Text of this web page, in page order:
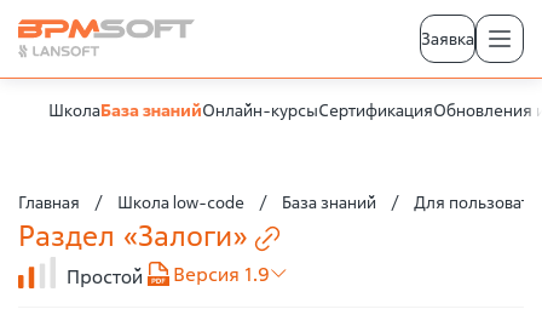
Заявка
ШколаБаза знанийОнлайн-курсыСертификацияОбновления
Главная Школа low-code База знаний Для
Раздел «Залоги»
Простой Версия 1.9